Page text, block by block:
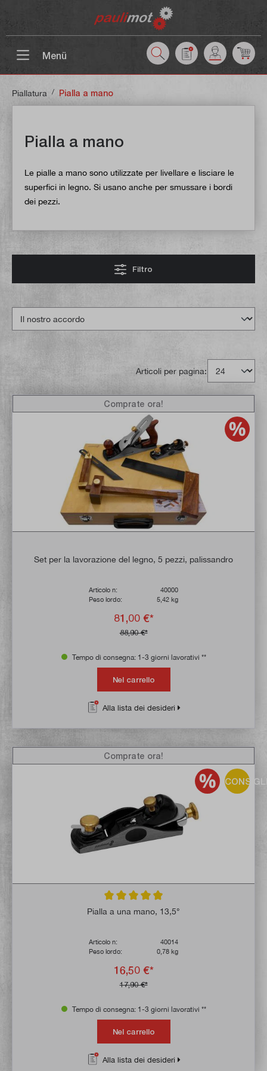
Menü
Piallatura / Pialla a mano
Pialla a mano
Le pialle a mano sono utilizzate per livellare e lisciare le
superfici in legno. Si usano anche per smussare i bordi
dei pezzi.
Filtro
Articoli per pagina:
Set per la lavorazione del legno, 5 pezzi, palissandro
Articolo n:
40000
Peso lordo:
5,42 kg
81,00 €*
88,90 €*
Comprate ora!
Tempo di consegna: 1-3 giorni lavorativi **
Nel carrello
Alla lista dei desideri
Valutazione media di 4.8 su 5 stelle
Pialla a una mano, 13,5°
Articolo n:
40014
Peso lordo:
0,78 kg
16,50 €*
17,90 €*
Comprate ora!
Tempo di consegna: 1-3 giorni lavorativi **
Nel carrello
Alla lista dei desideri